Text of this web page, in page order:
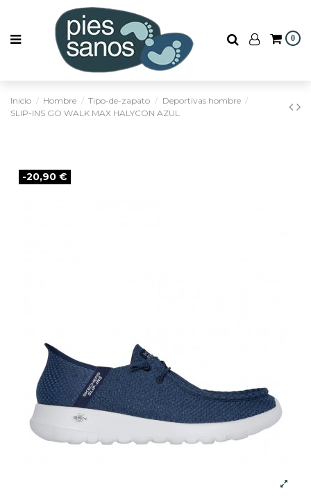
0
Inicio Hombre Tipo-de-zapato
Deportivas hombre
SLIP-INS GO WALK MAX HALYCON AZUL
-20,90 €